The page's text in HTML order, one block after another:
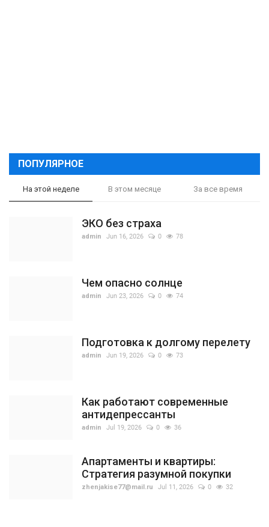
ПОПУЛЯРНОЕ
На этой неделе В этом месяце За все время
ЭКО без страха
admin Jun 16, 2026 0 78
Чем опасно солнце
admin Jun 23, 2026 0 74
Подготовка к долгому перелету
admin Jun 19, 2026 0 73
Как работают современные
антидепрессанты
admin Jul 19, 2026 0 36
Апартаменты и квартиры:
Стратегия разумной покупки
zhenjakise77@mail.ru Jul 11, 2026 0 32